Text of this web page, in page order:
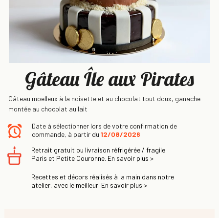
Gâteau Île aux Pirates
Gâteau moelleux à la noisette et au chocolat tout doux, ganache
montée au chocolat au lait
Date à sélectionner lors de votre confirmation de
commande, à partir du 12/08/2026
Retrait gratuit ou livraison réfrigérée / fragile
Paris et Petite Couronne. En savoir plus >
Recettes et décors réalisés à la main dans notre
atelier, avec le meilleur. En savoir plus >